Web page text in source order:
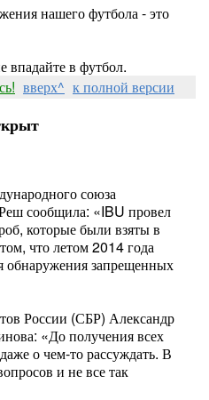
нашего футбола - это
впадайте в футбол.
вверх^ к полной версии
союза
сообщила: «IBU провел
которые были взяты в
что летом 2014 года
обнаружения запрещенных
России (СБР) Александр
«До получения всех
о чем-то рассуждать. В
и не все так